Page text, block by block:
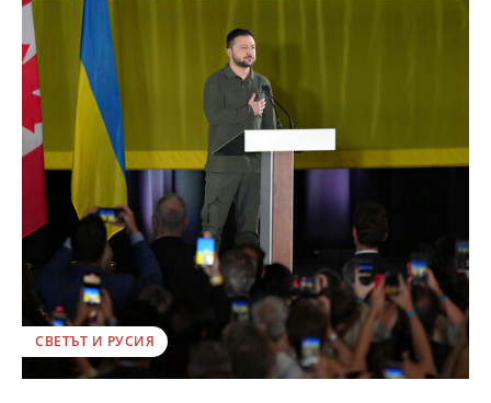
СВЕТЪТ И РУСИЯ